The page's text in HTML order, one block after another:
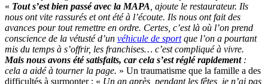
« Tout s’est bien passé avec la MAPA , ajoute le restaurateur. Ils
nous ont vite rassurés et ont été à l’écoute. Ils nous ont fait des
avances pour tout remettre en ordre. Certes, c’est là où l’on prend
conscience de la vétusté d’un véhicule de sportque l’on a pourtant
mis du temps à s’offrir, les franchises… c’est compliqué à vivre.
Mais nous avons été satisfaits, car cela s’est réglé rapidement:
cela a aidé à tourner la page. » Un traumatisme que la famille a des
difficultés à surmonter : « Un an après, pendant les fêtes, je n’ai pas